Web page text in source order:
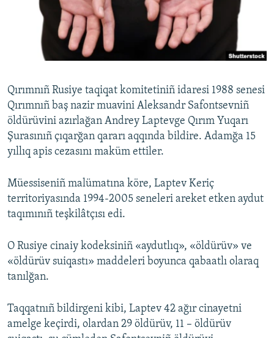
Русский
Українською
RFE/RS bütün saytları
Qırımnıñ Rusiye taqiqat komitetiniñ idaresi 1988 senesi
Qırımnıñ baş nazir muavini Aleksandr Safontsevniñ
öldürüvini azırlağan Andrey Laptevge Qırım Yuqarı
Şurasınıñ çıqarğan qararı aqqında bildire. Adamğa 15
yıllıq apis cezasını maküm ettiler.
Müessiseniñ malümatına köre, Laptev Keriç
territoriyasında 1994-2005 seneleri areket etken aydut
taqımınıñ teşkilâtçısı edi.
O Rusiye cinaiy kodeksiniñ «aydutlıq», «öldürüv» ve
«öldürüv suiqastı» maddeleri boyunca qabaatlı olaraq
tanılğan.
Taqqatnıñ bildirgeni kibi, Laptev 42 ağır cinayetni
amelge keçirdi, olardan 29 öldürüv, 11 – öldürüv